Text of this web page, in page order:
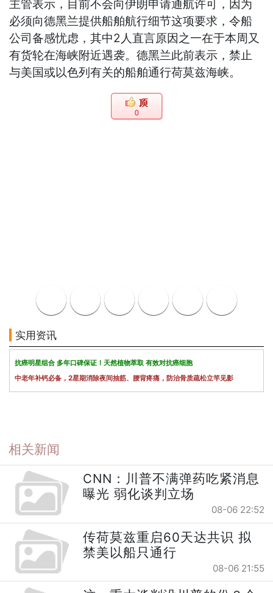
主管表示，目前不会向伊朗申请通航许可，因为
必须向德黑兰提供船舶航行细节这项要求，令船
公司备感忧虑，其中2人直言原因之一在于本周又
有货轮在海峡附近遇袭。德黑兰此前表示，禁止
与美国或以色列有关的船舶通行荷莫兹海峡。
0
实用资讯
抗癌明星组合 多年口碑保证！天然植物萃取 有效对抗癌细胞
中老年补钙必备，2星期消除夜间抽筋、腰背疼痛，防治骨质疏松立竿见影
相关新闻
CNN：川普不满弹药吃紧消息
曝光 弱化谈判立场
08-06 22:52
传荷莫兹重启60天达共识 拟
禁美以船只通行
08-06 21:55